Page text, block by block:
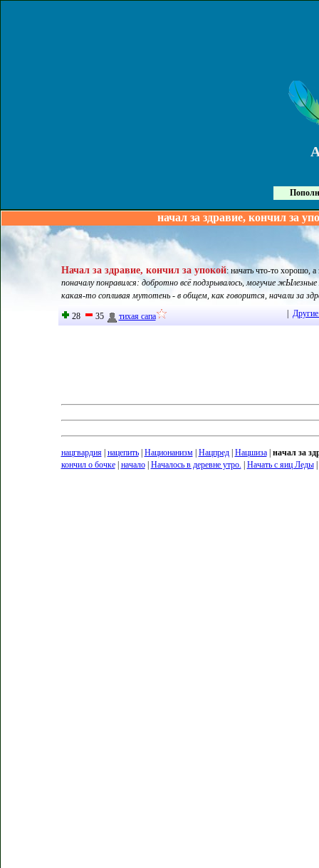
начал за здравие, кончил за
Начал за здравие, кончил за упокой: начать что-то хорошо, а
поначалу понравился: добротно всё подзрывалось, могучие
какая-то сопливая мутотень - в общем, как говорится, начали за
28 35 тихая сапа
нацгвардия| нацепить| Национанизм| Нацпред| Нацшиза| начал за
кончил о бочке| начало| Началось в деревне утро. Начать с яиц Леды|